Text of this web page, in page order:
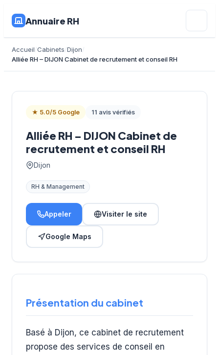
Annuaire RH
Accueil Cabinets Dijon
Alliée RH – DIJON Cabinet de recrutement et conseil RH
★ 5.0/5 Google 11 avis vérifiés
Alliée RH – DIJON Cabinet de
recrutement et conseil RH
Dijon
RH & Management
Appeler Visiter le site
Google Maps
Présentation du cabinet
Basé à Dijon, ce cabinet de recrutement
propose des services de conseil en